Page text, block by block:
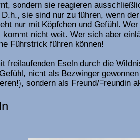
sondern sie reagieren
sie sind nur zu führen, wenn
nur mit Köpfchen und Gefühl.
nicht weit. Wer sich aber
Führstrick führen können!
freilaufenden Eseln durch die
nicht als Bezwinger
sondern als Freund/Freundin